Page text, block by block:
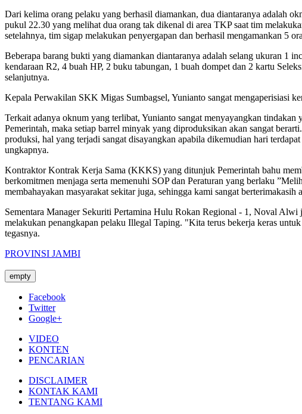
Dari kelima orang pelaku yang berhasil diamankan, dua diantaranya adalah
pukul 22.30 yang melihat dua orang tak dikenal di area TKP saat tim
setelahnya, tim sigap melakukan penyergapan dan berhasil mengamankan 5
Beberapa barang bukti yang diamankan diantaranya adalah selang ukuran 1
kendaraan R2, 4 buah HP, 2 buku tabungan, 1 buah dompet dan 2 kartu
selanjutnya.
Kepala Perwakilan SKK Migas Sumbagsel, Yunianto sangat mengaperisiasi
Terkait adanya oknum yang terlibat, Yunianto sangat menyayangkan
Pemerintah, maka setiap barrel minyak yang diproduksikan akan sangat
produksi, hal yang terjadi sangat disayangkan apabila dikemudian hari
ungkapnya.
Kontraktor Kontrak Kerja Sama (KKKS) yang ditunjuk Pemerintah bahu
berkomitmen menjaga serta memenuhi SOP dan Peraturan yang berlaku
membahayakan masyarakat sekitar juga, sehingga kami sangat
Sementara Manager Sekuriti Pertamina Hulu Rokan Regional - 1, Noval Alwi
melakukan penangkapan pelaku Illegal Taping. "Kita terus bekerja keras
tegasnya.
PROVINSI JAMBI
empty
Facebook
Twitter
Google+
VIDEO
KONTEN
PENCARIAN
DISCLAIMER
KONTAK KAMI
TENTANG KAMI